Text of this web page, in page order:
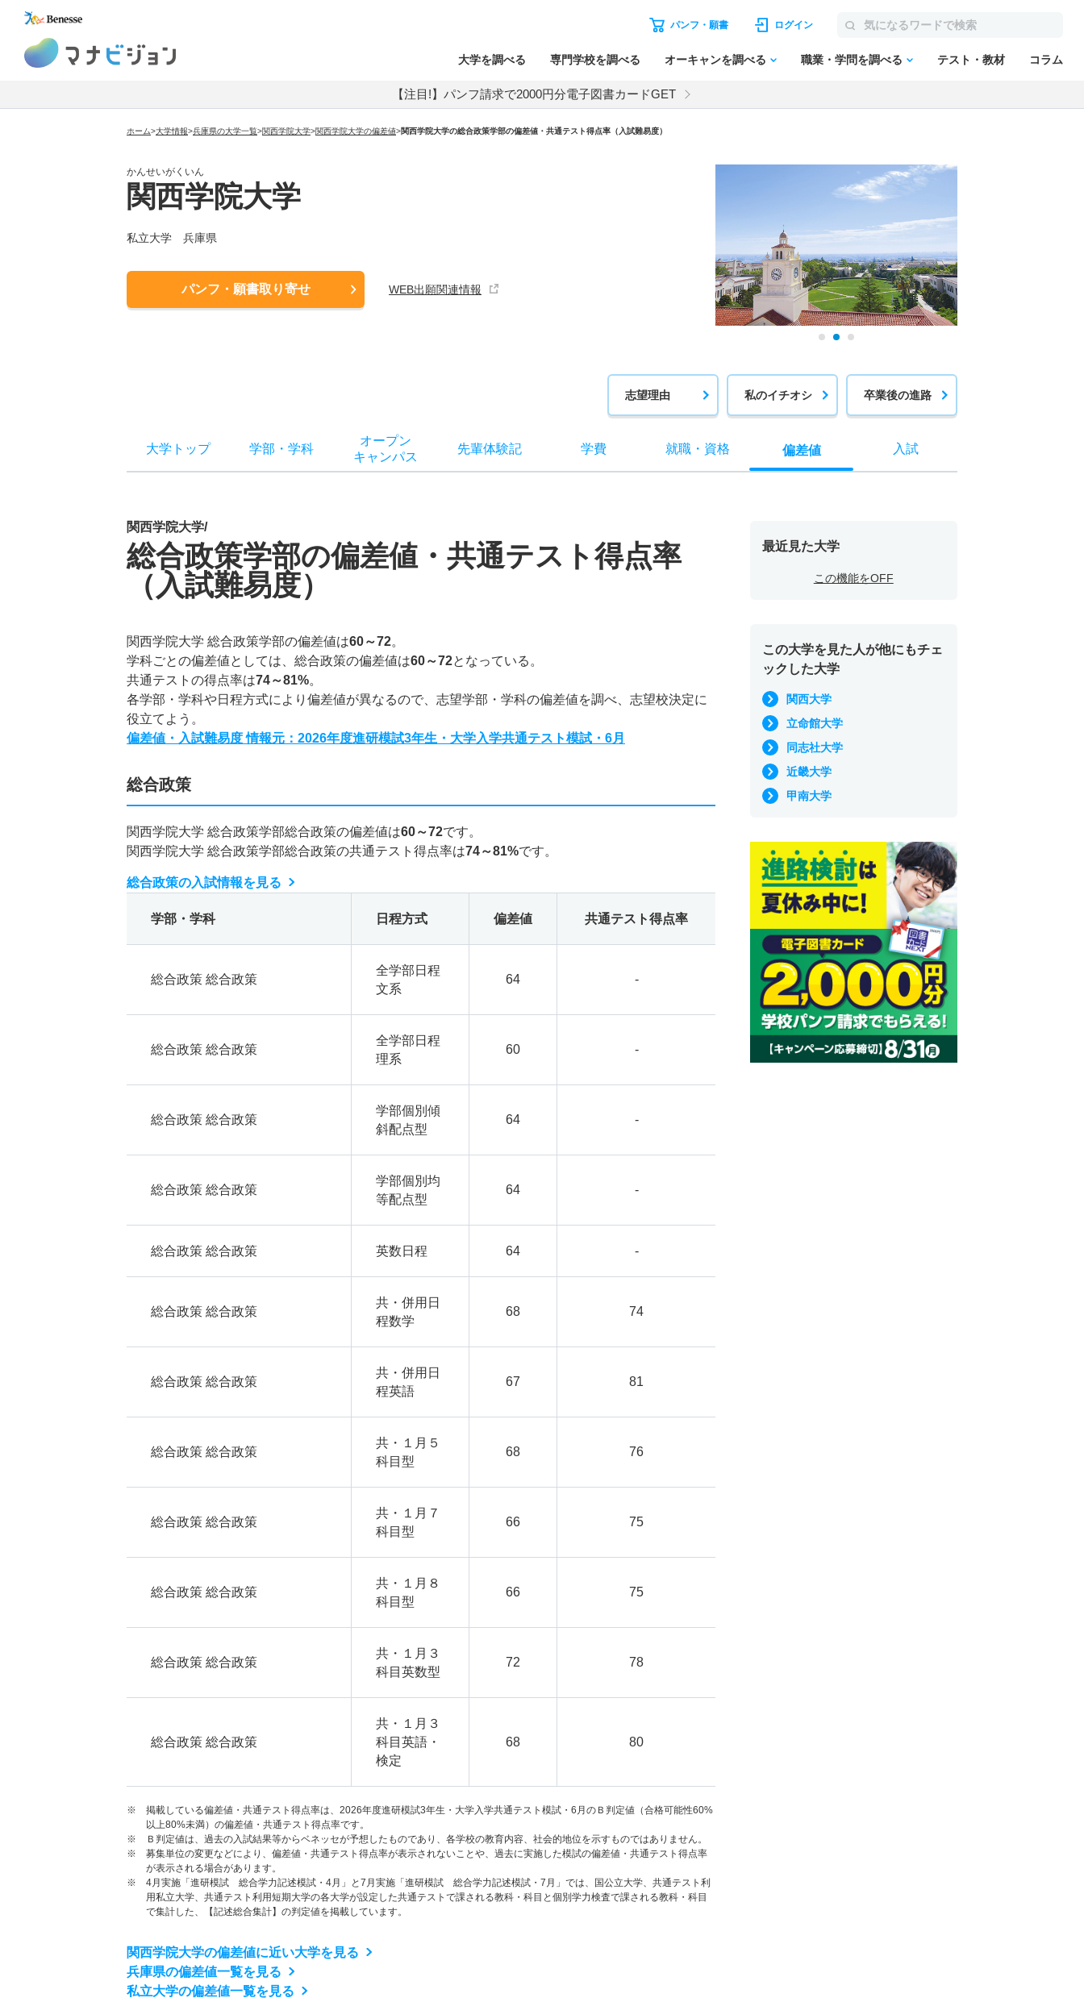
パンフ・願書 ログイン
大学を調べる 専門学校を調べる オーキャンを調べる 職業・学問を調べる テスト・教材 コラム
【注目!】パンフ請求で2000円分電子図書カードGET
ホーム>大学情報>兵庫県の大学一覧>関西学院大学>関西学院大学の偏差値>関西学院大学の総合政策学部の偏差値・共通テスト得点率（入試難易度）
かんせいがくいん
関西学院大学
私立大学 兵庫県
パンフ・願書取り寄せ WEB出願関連情報
志望理由 私のイチオシ 卒業後の進路
大学トップ 学部 ・ 学科
オープン
キャンパス
先輩体験記 学費 就職・ 資格 偏差値 入試
関西学院大学/
総合政策学部の偏差値・共通テスト得点率
（入試難易度）
関西学院大学 総合政策学部の偏差値は60～72。
学科ごとの偏差値としては、総合政策の偏差値は60～72となっている。
共通テストの得点率は74～81%。
各学部・学科や日程方式により偏差値が異なるので、志望学部・学科の偏差値を調べ、志望校決定に
役立てよう。
偏差値・入試難易度 情報元：2026年度進研模試3年生・大学入学共通テスト模試・6月
総合政策
関西学院大学 総合政策学部総合政策の偏差値は60～72です。
関西学院大学 総合政策学部総合政策の共通テスト得点率は74～81%です。
総合政策の入試情報を見る
学部・学科 日程方式 偏差値 共通テスト得点率
総合政策 総合政策
全学部日程
文系
64 -
総合政策 総合政策
全学部日程
理系
60 -
総合政策 総合政策
学部個別傾
斜配点型
64 -
総合政策 総合政策
学部個別均
等配点型
64 -
総合政策 総合政策 英数日程 64 -
総合政策 総合政策
共・併用日
程数学
68 74
総合政策 総合政策
共・併用日
程英語
67 81
総合政策 総合政策
共・１月５
科目型
68 76
総合政策 総合政策
共・１月７
科目型
66 75
総合政策 総合政策
共・１月８
科目型
66 75
総合政策 総合政策
共・１月３
科目英数型
72 78
総合政策 総合政策
共・１月３
科目英語・
検定
68 80
※ 掲載している偏差値・共通テスト得点率は、2026年度進研模試3年生・大学入学共通テスト模試・6月のＢ判定値（合格可能性60%
以上80%未満）の偏差値・共通テスト得点率です。
※ Ｂ判定値は、過去の入試結果等からベネッセが予想したものであり、各学校の教育内容、社会的地位を示すものではありません。
※ 募集単位の変更などにより、偏差値・共通テスト得点率が表示されないことや、過去に実施した模試の偏差値・共通テスト得点率
が表示される場合があります。
※ 4月実施「進研模試 総合学力記述模試・4月」と7月実施「進研模試 総合学力記述模試・7月」では、国公立大学、共通テスト利
用私立大学、共通テスト利用短期大学の各大学が設定した共通テストで課される教科・科目と個別学力検査で課される教科・科目
で集計した、【記述総合集計】の判定値を掲載しています。
関西学院大学の偏差値に近い大学を見る
兵庫県の偏差値一覧を見る
私立大学の偏差値一覧を見る
最近見た大学
この機能をOFF
この大学を見た人が他にもチェ
ックした大学
関西大学
立命館大学
同志社大学
近畿大学
甲南大学